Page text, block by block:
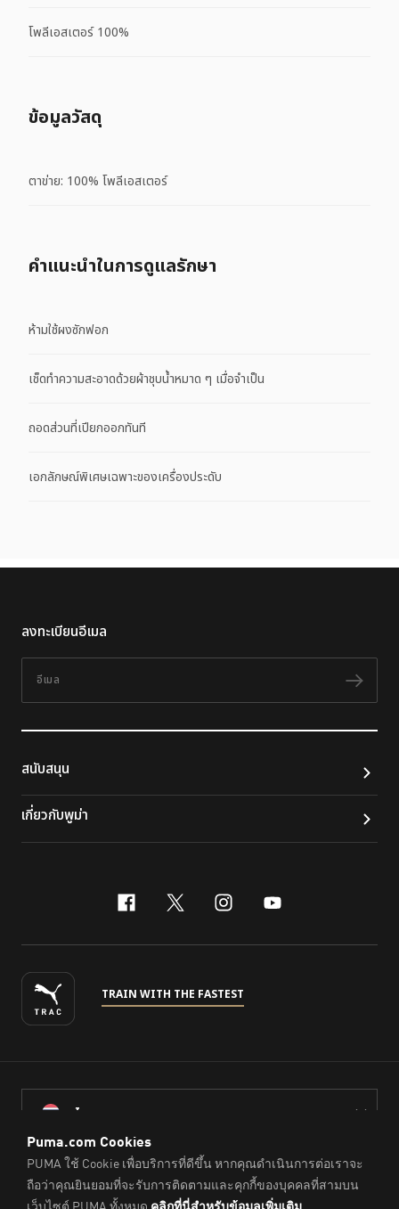
โพลีเอสเตอร์ 100%
ข้อมูลวัสดุ
ตาข่าย: 100% โพลีเอสเตอร์
คําแนะนําในการดูแลรักษา
ห้ามใช้ผงซักฟอก
เช็ดทำความสะอาดด้วยผ้าชุบน้ำหมาด ๆ เมื่อจำเป็น
ถอดส่วนที่เปียกออกทันที
เอกลักษณ์พิเศษเฉพาะของเครื่องประดับ
ลงทะเบียนอีเมล
ติดต
สนับสนุน
เกี่ยวกับพูม่า
facebook
x-twitter
instagram
youtube
TRAIN WITH THE FASTEST
ไทย
© PUMA Sports (Thailand) Co., Ltd.,2026. All Rights Reserved.
Company Reg. No. 0105564148338